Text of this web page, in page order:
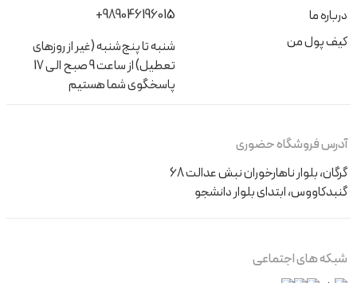
درباره ما
کیف پول من
+989046196015
شنبه تا پنج‌شنبه (غیر از روزهای
تعطیل) از ساعت 9 صبح الی 17
پاسخگوی شما هستیم
آدرس فروشگاه حضوری
گرگان، بلوار ناهارخوران نبش عدالت 68
گنبدکاووس، ابتدای بلوار دانشجو
شبکه های اجتماعی